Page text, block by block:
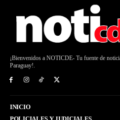
¡Bienvenidos a NOTICDE- Tu fuente de
Paraguay!.
INICIO